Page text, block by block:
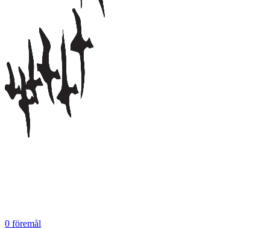
0 föremål